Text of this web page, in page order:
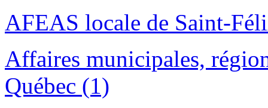
AFEAS locale de Saint-
Affaires municipales,
Québec (1)